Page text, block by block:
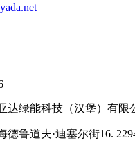
达绿能科技（汉堡）有限
德鲁道夫·迪塞尔街16.